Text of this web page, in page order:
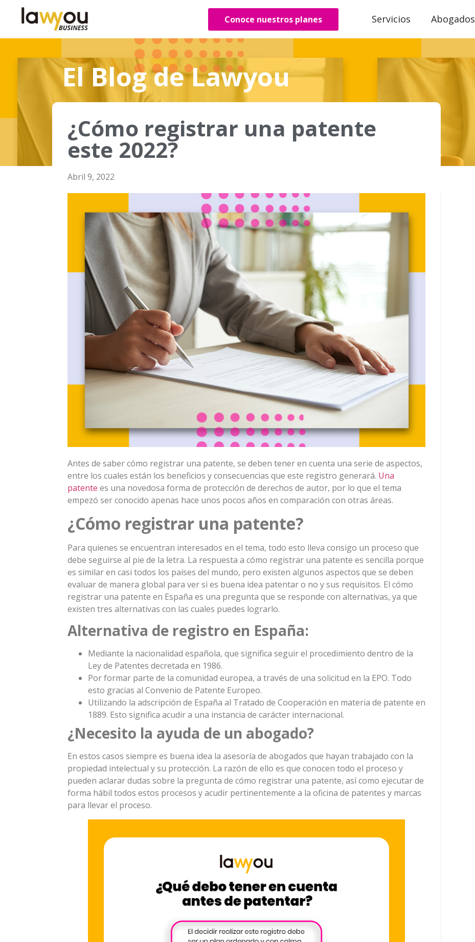
Conoce nuestros planes Servicios Abogados
El Blog de Lawyou
¿Cómo registrar una patente
este 2022?
Abril 9, 2022
Antes de saber cómo registrar una patente, se deben tener en cuenta una serie de aspectos,
entre los cuales están los beneficios y consecuencias que este registro generará. Una
patente es una novedosa forma de protección de derechos de autor, por lo que el tema
empezó ser conocido apenas hace unos pocos años en comparación con otras áreas.
¿Cómo registrar una patente?
Para quienes se encuentran interesados en el tema, todo esto lleva consigo un proceso que
debe seguirse al pie de la letra. La respuesta a cómo registrar una patente es sencilla porque
es similar en casi todos los países del mundo, pero existen algunos aspectos que se deben
evaluar de manera global para ver si es buena idea patentar o no y sus requisitos. El cómo
registrar una patente en España es una pregunta que se responde con alternativas, ya que
existen tres alternativas con las cuales puedes lograrlo.
Alternativa de registro en España:
Mediante la nacionalidad española, que significa seguir el procedimiento dentro de la
Ley de Patentes decretada en 1986.
Por formar parte de la comunidad europea, a través de una solicitud en la EPO. Todo
esto gracias al Convenio de Patente Europeo.
Utilizando la adscripción de España al Tratado de Cooperación en materia de patente en
1889. Esto significa acudir a una instancia de carácter internacional.
¿Necesito la ayuda de un abogado?
En estos casos siempre es buena idea la asesoría de abogados que hayan trabajado con la
propiedad intelectual y su protección. La razón de ello es que conocen todo el proceso y
pueden aclarar dudas sobre la pregunta de cómo registrar una patente, así como ejecutar de
forma hábil todos estos procesos y acudir pertinentemente a la oficina de patentes y marcas
para llevar el proceso.